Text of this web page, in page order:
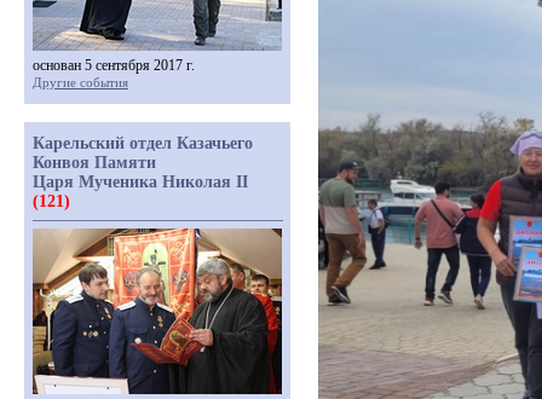
основан 5 сентября 2017 г.
Другие события
Карельский отдел Казачьего
Конвоя Памяти
Царя Мученика Николая II
(121)